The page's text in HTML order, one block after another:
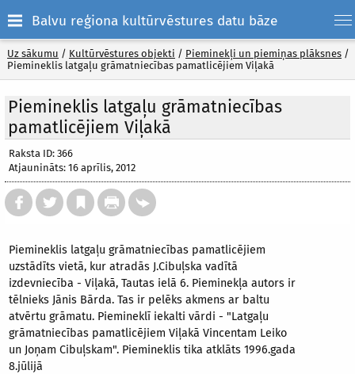
Balvu reģiona kultūrvēstures datu bāze
Uz sākumu / Kultūrvēstures objekti / Pieminekļi un piemiņas plāksnes /
Piemineklis latgaļu grāmatniecības pamatlicējiem Viļakā
Piemineklis latgaļu grāmatniecības
pamatlicējiem Viļakā
Raksta ID: 366
Atjaunināts: 16 aprīlis, 2012
Piemineklis latgaļu grāmatniecības pamatlicējiem
uzstādīts vietā, kur atradās J.Cibuļska vadītā
izdevniecība - Viļakā, Tautas ielā 6. Pieminekļa autors ir
tēlnieks Jānis Bārda. Tas ir pelēks akmens ar baltu
atvērtu grāmatu. Piemineklī iekalti vārdi - "Latgaļu
grāmatniecības pamatlicējiem Viļakā Vincentam Leiko
un Joņam Cibuļskam". Piemineklis tika atklāts 1996.gada
8.jūlijā